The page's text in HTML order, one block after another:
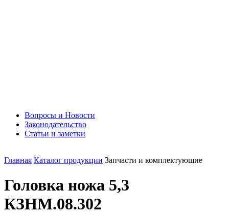
Вопросы и Новости
Законодательство
Статьи и заметки
Главная Каталог продукции Запчасти и комплектующие
Головка ножа 5,3
КЗНМ.08.302